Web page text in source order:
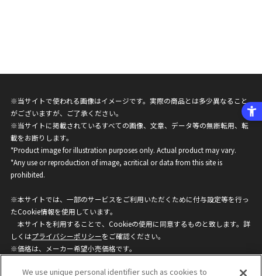
※当サイトで使われる画像はイメージです。実際の商品とは多少異なること
がございますが、ご了承ください。
※当サイトに掲載されているすべての画像、文章、データ等の無断転用、転
載をお断りします。
*Product image for illustration purposes only. Actual product may vary.
*Any use or reproduction of image, acritical or data from this site is
prohibited.
※本サイトでは、一部のサービスをご利用いただくために付与設定等を行っ
たCookie情報を使用しています。
本サイトを利用することで、Cookieの使用に同意するものと致します。詳
しくはプライバシーポリシーをご確認ください。
※価格は、メーカー希望小売価格です。
ざいますのでご了承ください。
We use unique personal identifier such as cookies to